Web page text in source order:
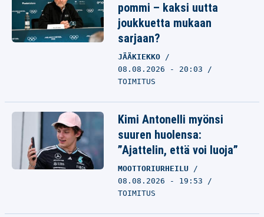
pommi – kaksi uutta
joukkuetta mukaan
sarjaan?
JÄÄKIEKKO
08.08.2026 - 20:03
TOIMITUS
Kimi Antonelli myönsi
suuren huolensa:
”Ajattelin, että voi luoja”
MOOTTORIURHEILU
08.08.2026 - 19:53
TOIMITUS